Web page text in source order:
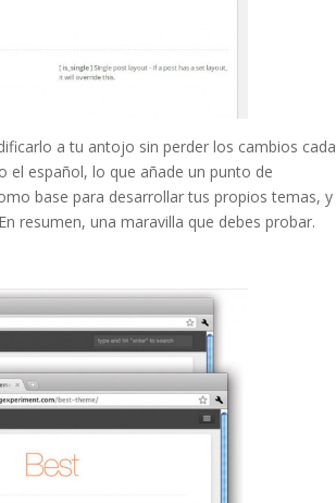
a tu antojo sin perder los cambios cada
el español, lo que añade un punto de
base para desarrollar tus propios temas, y
resumen, una maravilla que debes probar.